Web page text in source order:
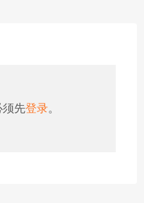
须先登录。